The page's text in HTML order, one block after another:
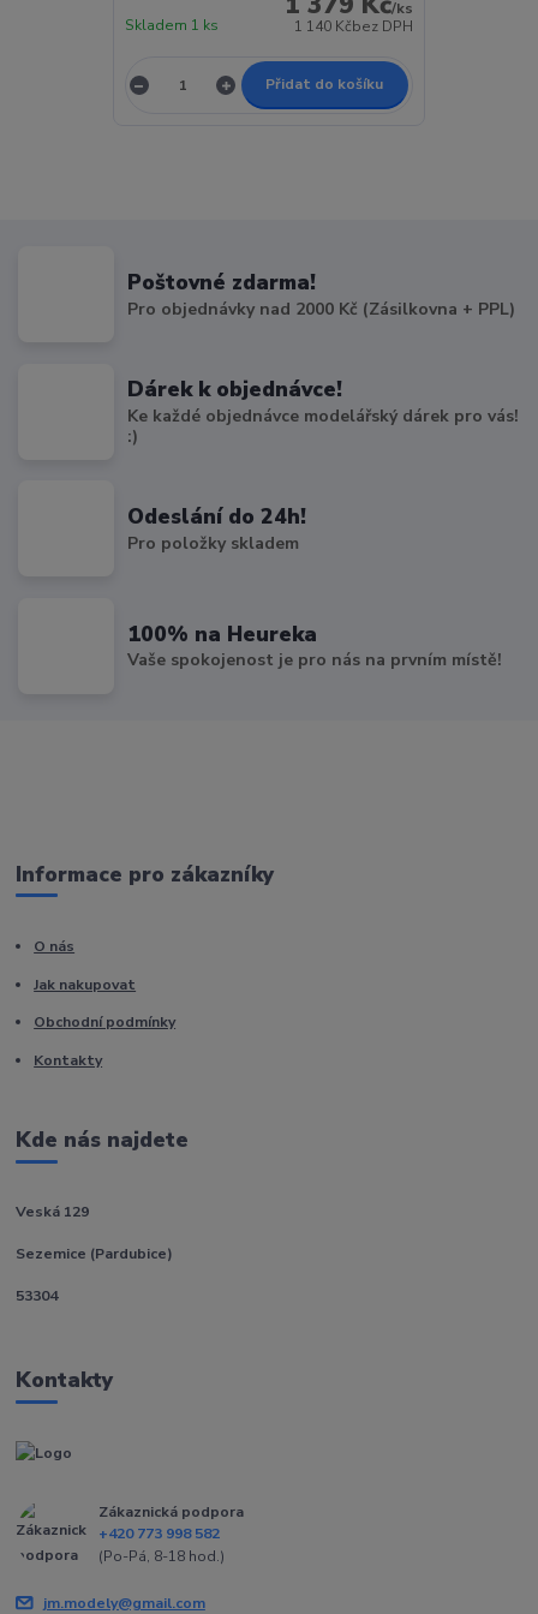
/ks
1 140 Kčbez DPH
Skladem 1 ks
Přidat do košíku
Poštovné zdarma!
Pro objednávky nad 2000 Kč (Zásilkovna + PPL)
Dárek k objednávce!
Ke každé objednávce modelářský dárek pro vás!
:)
Odeslání do 24h!
Pro položky skladem
100% na Heureka
Vaše spokojenost je pro nás na prvním místě!
Informace pro zákazníky
O nás
Jak nakupovat
Obchodní podmínky
Kontakty
Kde nás najdete
Veská 129
Sezemice (Pardubice)
53304
Kontakty
Zákaznická podpora
+420 773 998 582
(Po-Pá, 8-18 hod.)
jm.modely@gmail.com